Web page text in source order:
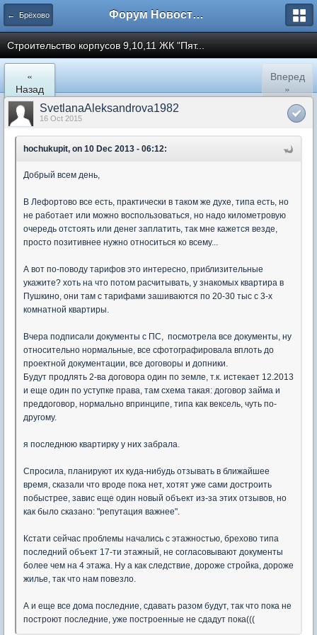
← Брёхово Форум Новостройки
Cтроительство корпусов 9,10,11 ЖК "Пят...
«
Назад
Вперед
»
SvetlanaAleksandrova1982
16 Oct 2015
hochukupit, on 10 Dec 2013 - 06:12:
Добрый всем день,
В Лефортово все есть, практически в таком же духе, типа есть, но
не работает или можно воспользоваться, но надо километровую
очередь отстоять или денег заплатить, так мне кажется везде,
просто позитивнее нужно относиться ко всему...
А вот по-поводу тарифов это интересно, приблизительные
укажите? хоть на что потом расчитывать, у знакомых квартира в
Пушкино, они там с тарифами зашиваются по 20-30 тыс с 3-х
комнатной квартиры.
Вчера подписали документы с ПС, посмотрела все документы, ну
относительно нормальные, все сфотографировала вплоть до
проектной документации, все договоры и допники.
Будут продлять 2-ва договора один по земле, т.к. истекает 12.2013
и еще один по уступке права, там схема такая: договор займа и
преддоговор, нормально впринципе, типа как вексель, чуть по-
другому.
я последнюю квартирку у них забрала.
Спросила, планируют их куда-нибудь отзывать в ближайшее
время, сказали что вроде пока нет, хотят уже сами достроить
побыстрее, завис еще один новый объект из-за этих отзывов, но
как было сказано: "репутация важнее".
Кстати сейчас проблемы начались с этажностью, брехово типа
последний объект 17-ти этажный, не согласовывают документы
более чем на 4 этажа. Ну а как следствие, дороже стройка, дороже
жилье, так что нам повезло.
А и еще все дома последние, сдавать разом будут, так что пока не
построют последние, уже построенные не сдадут пока(((